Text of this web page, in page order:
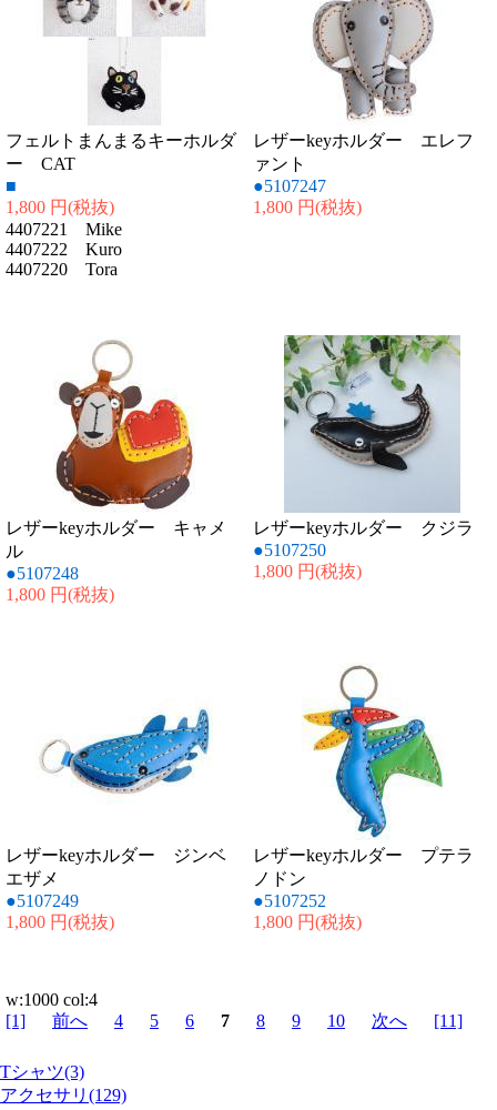
フェルトまんまるキーホルダ
ー CAT
■
1,800 円(税抜)
4407221 Mike
4407222 Kuro
4407220 Tora
レザーkeyホルダー エレフ
ァント
●5107247
1,800 円(税抜)
レザーkeyホルダー キャメ
ル
●5107248
1,800 円(税抜)
レザーkeyホルダー クジラ
●5107250
1,800 円(税抜)
レザーkeyホルダー ジンベ
エザメ
●5107249
1,800 円(税抜)
レザーkeyホルダー プテラ
ノドン
●5107252
1,800 円(税抜)
w:1000 col:4
[1]
前へ 4 5 6 7 8 9 10 次へ [11]
Tシャツ(3)
アクセサリ(129)